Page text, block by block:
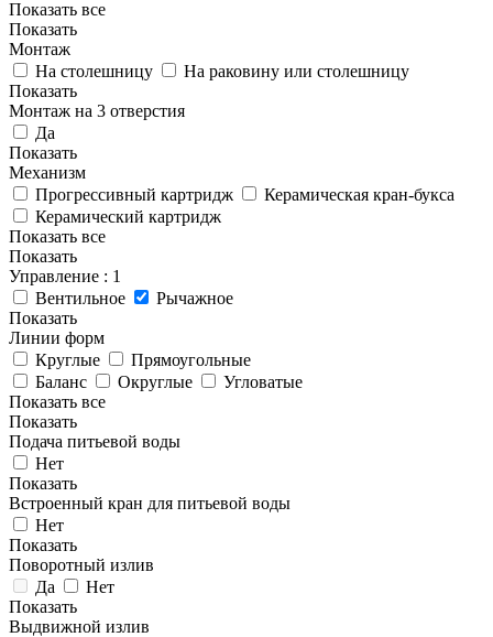
Показать все
Показать
Монтаж
На столешницу
На раковину или столешницу
Показать
Монтаж на 3 отверстия
Да
Показать
Механизм
Прогрессивный картридж
Керамическая кран-букса
Керамический картридж
Показать все
Показать
Управление : 1
Вентильное
Рычажное
Показать
Линии форм
Круглые
Прямоугольные
Баланс
Округлые
Угловатые
Показать все
Показать
Подача питьевой воды
Нет
Показать
Встроенный кран для питьевой воды
Нет
Показать
Поворотный излив
Да
Нет
Показать
Выдвижной излив